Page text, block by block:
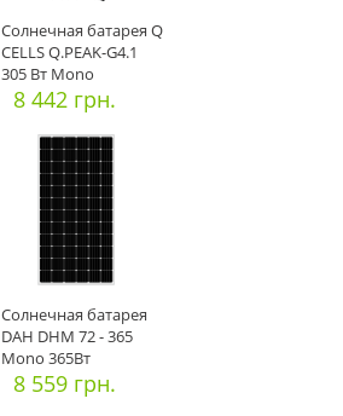
Солнечная батарея Q
CELLS Q.PEAK-G4.1
305 Вт Mono
8 442 грн.
Солнечная батарея
DAH DHM 72 - 365
Mono 365Вт
8 559 грн.